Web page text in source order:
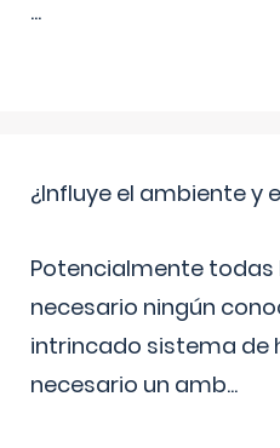
...
¿Influye el ambiente y
Potencialmente todas
necesario ningún
intrincado sistema de
necesario un amb...